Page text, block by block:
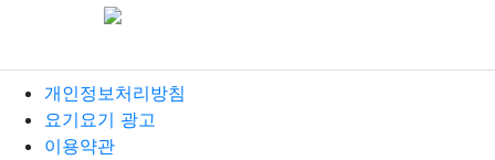
개인정보처리방침
요기요기 광고
이용약관